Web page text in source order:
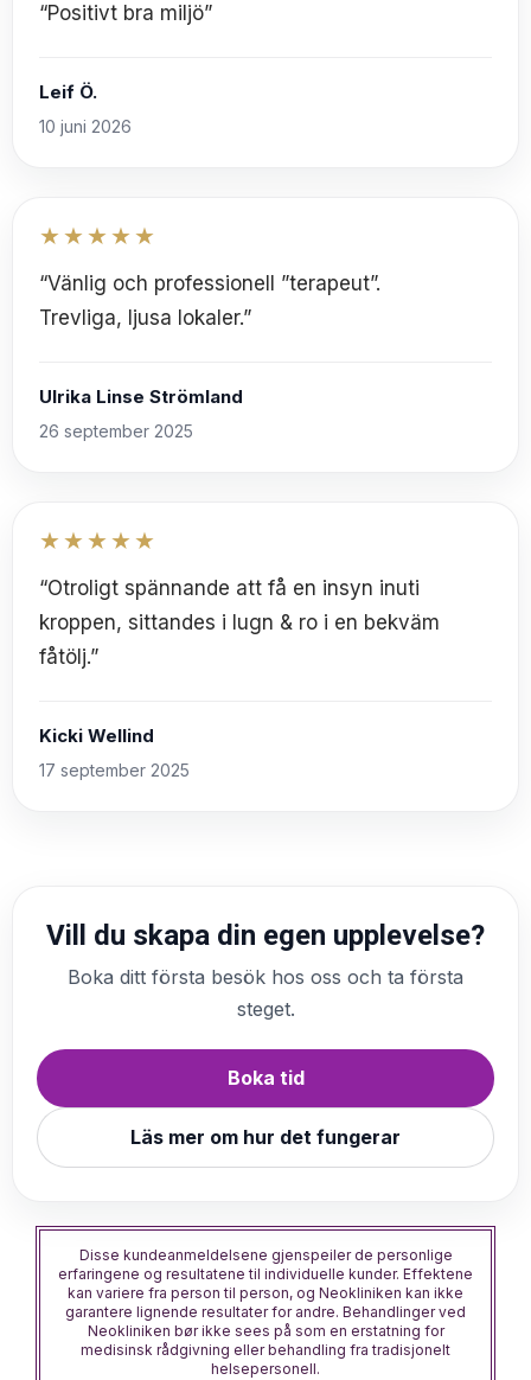
“Positivt bra miljö”
Leif Ö.
10 juni 2026
★★★★★
“Vänlig och professionell ”terapeut”.
Trevliga, ljusa lokaler.”
Ulrika Linse Strömland
26 september 2025
★★★★★
“Otroligt spännande att få en insyn inuti
kroppen, sittandes i lugn & ro i en bekväm
fåtölj.”
Kicki Wellind
17 september 2025
Vill du skapa din egen upplevelse?
Boka ditt första besök hos oss och ta första
steget.
Boka tid
Läs mer om hur det fungerar
Disse kundeanmeldelsene gjenspeiler de personlige
erfaringene og resultatene til individuelle kunder. Effektene
kan variere fra person til person, og Neokliniken kan ikke
garantere lignende resultater for andre. Behandlinger ved
Neokliniken bør ikke sees på som en erstatning for
medisinsk rådgivning eller behandling fra tradisjonelt
helsepersonell.